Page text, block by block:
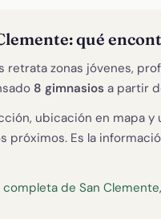
qué
retrata zonas jóvenes,
8 gimnasios a partir
ubicación en mapa
próximos. Es la
de San Clemente